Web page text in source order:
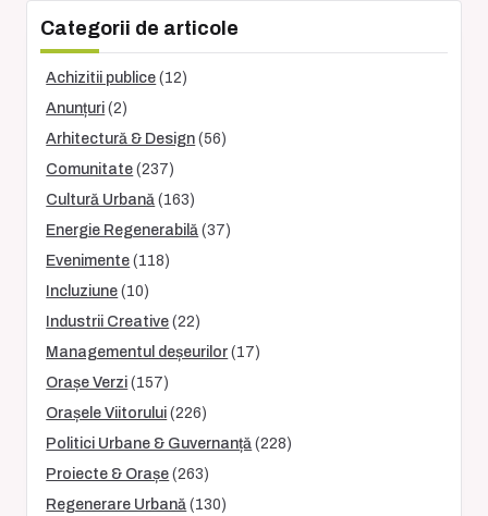
Categorii de articole
Achizitii publice (12)
Anunțuri (2)
Arhitectură & Design (56)
Comunitate (237)
Cultură Urbană (163)
Energie Regenerabilă (37)
Evenimente (118)
Incluziune (10)
Industrii Creative (22)
Managementul deșeurilor (17)
Orașe Verzi (157)
Orașele Viitorului (226)
Politici Urbane & Guvernanță (228)
Proiecte & Orașe (263)
Regenerare Urbană (130)